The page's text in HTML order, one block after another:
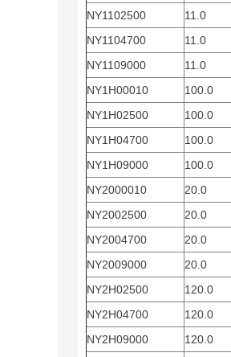
NY1102500
11.0
NY1104700
11.0
NY1109000
11.0
NY1H00010
100.0
NY1H02500
100.0
NY1H04700
100.0
NY1H09000
100.0
NY2000010
20.0
NY2002500
20.0
NY2004700
20.0
NY2009000
20.0
NY2H02500
120.0
NY2H04700
120.0
NY2H09000
120.0